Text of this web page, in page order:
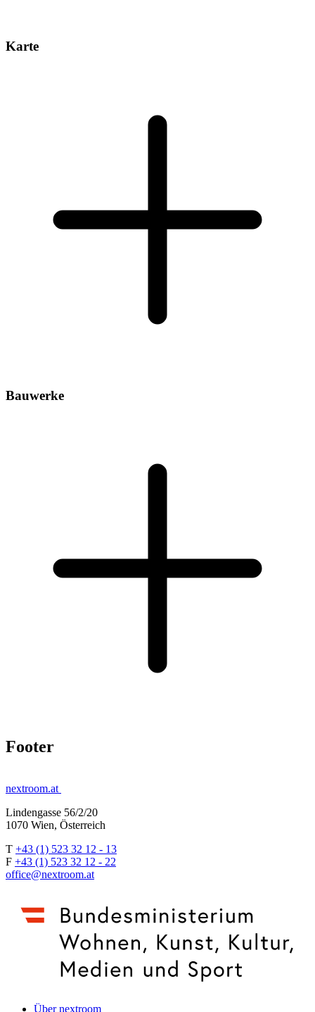
Karte
Bauwerke
Footer
nextroom.at
Lindengasse 56/2/20
1070 Wien, Österreich
T +43 (1) 523 32 12 - 13
F +43 (1) 523 32 12 - 22
office@nextroom.at
Über nextroom